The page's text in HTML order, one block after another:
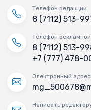
Телефон редакции
8 (7112) 513-
Телефон
8 (7112) 513-
+7 (777) 478-
Электронный
Написать